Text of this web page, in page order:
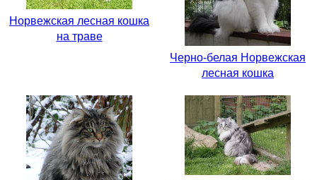
Норвежская лесная кошка
на траве
Черно-белая Норвежская
лесная кошка